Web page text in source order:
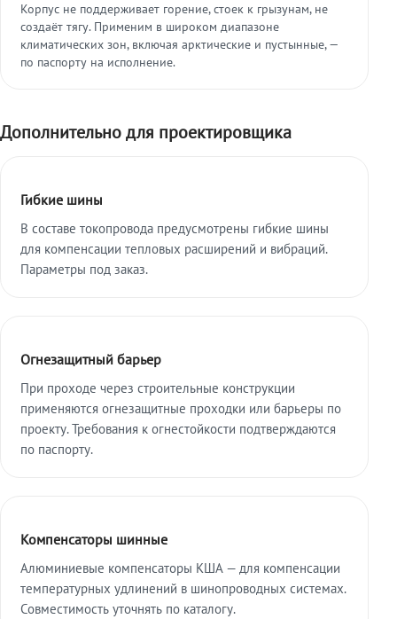
Корпус не поддерживает горение, стоек к грызунам, не
создаёт тягу. Применим в широком диапазоне
климатических зон, включая арктические и пустынные, —
по паспорту на исполнение.
Дополнительно для проектировщика
Гибкие шины
В составе токопровода предусмотрены гибкие шины
для компенсации тепловых расширений и вибраций.
Параметры под заказ.
Огнезащитный барьер
При проходе через строительные конструкции
применяются огнезащитные проходки или барьеры по
проекту. Требования к огнестойкости подтверждаются
по паспорту.
Компенсаторы шинные
Алюминиевые компенсаторы КША — для компенсации
температурных удлинений в шинопроводных системах.
Совместимость уточнять по каталогу.